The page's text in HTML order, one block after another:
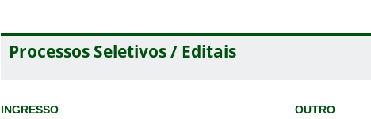
Processos Seletivos / Editais
INGRESSO OUTRO